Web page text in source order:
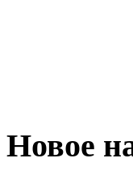
Новое